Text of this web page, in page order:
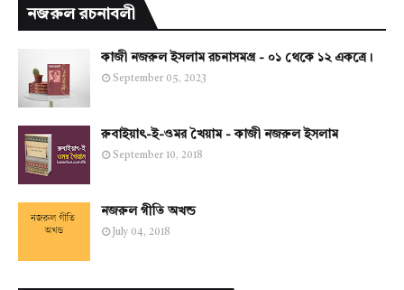
নজরুল রচনাবলী
কাজী নজরুল ইসলাম রচনাসমগ্র - ০১ থেকে ১২ একত্রে।
September 05, 2023
রুবাইয়াৎ-ই-ওমর খৈয়াম - কাজী নজরুল ইসলাম
September 10, 2018
নজরুল গীতি অখন্ড
July 04, 2018